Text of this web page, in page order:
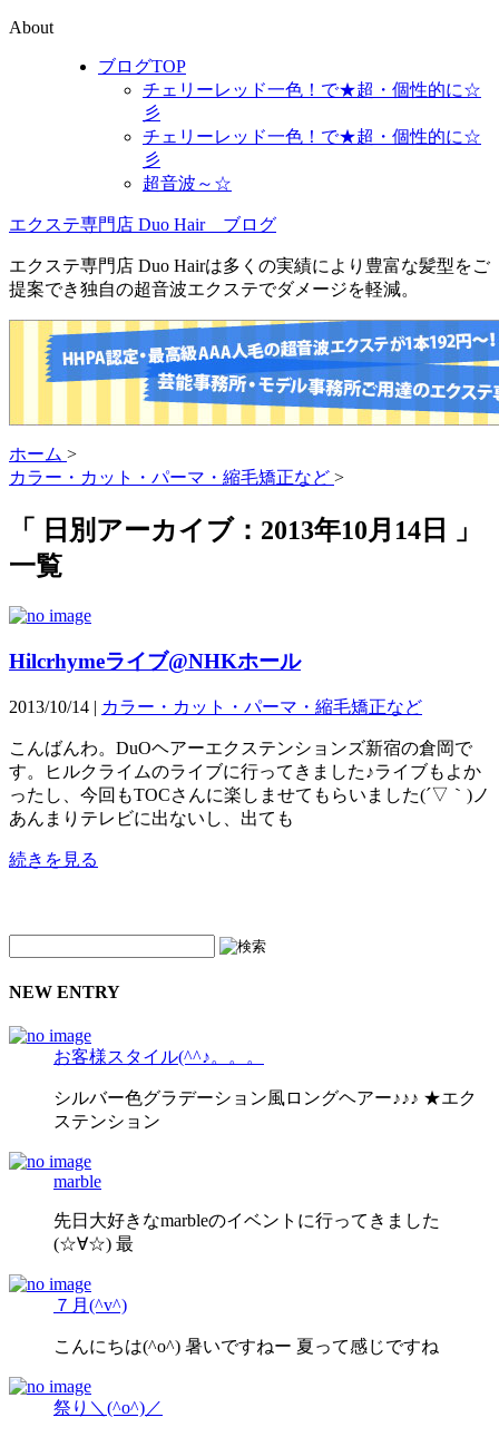
About
ブログTOP
チェリーレッド一色！で★超・個性的に☆
彡
チェリーレッド一色！で★超・個性的に☆
彡
超音波～☆
エクステ専門店 Duo Hair ブログ
エクステ専門店 Duo Hairは多くの実績により豊富な髪型をご
提案でき独自の超音波エクステでダメージを軽減。
ホーム >
カラー・カット・パーマ・縮毛矯正など >
「 日別アーカイブ：2013年10月14日 」
一覧
Hilcrhymeライブ@NHKホール
2013/10/14 | カラー・カット・パーマ・縮毛矯正など
こんばんわ。DuOヘアーエクステンションズ新宿の倉岡で
す。ヒルクライムのライブに行ってきました♪ライブもよか
ったし、今回もTOCさんに楽しませてもらいました(´▽｀)ノ
あんまりテレビに出ないし、出ても
続きを見る
NEW ENTRY
お客様スタイル(^^♪。。。
シルバー色グラデーション風ロングヘアー♪♪♪ ★エク
ステンション
marble
先日大好きなmarbleのイベントに行ってきました
(☆∀☆) 最
７月(^v^)
こんにちは(^o^) 暑いですねー 夏って感じですね
祭り＼(^o^)／